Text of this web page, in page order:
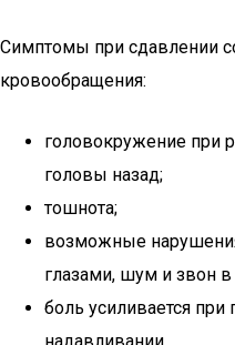
Симптомы при сдавлении
кровообращения:
головокружение при
головы назад;
тошнота;
возможные
глазами, шум и звон
боль усиливается